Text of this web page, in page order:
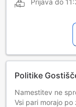
Politike
Namestitev ne
Vsi pari morajo